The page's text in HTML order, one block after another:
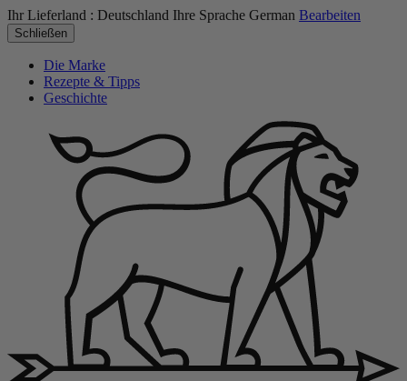
Ihr Lieferland : Deutschland Ihre Sprache German Bearbeiten
Schließen
Die Marke
Rezepte & Tipps
Geschichte